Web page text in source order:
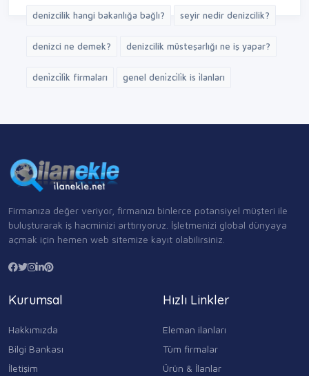
denizcilik hangi bakanlığa bağlı? seyir nedir denizcilik?
denizci ne demek? denizcilik müsteşarlığı ne iş yapar?
deni̇zci̇li̇k firmaları genel deni̇zci̇li̇k is i̇lanları
Firmanıza değer veriyor, firmanızı binlerce potansiyel müşteri ile
buluşturarak iş hacminizi arttırıyoruz. İşletmenizi global dünyaya
açmak için hemen web sitemize kayıt olabilirsiniz.
Kurumsal
Hakkımızda
Bilgi Bankası
İletişim
Hızlı Linkler
Eleman ilanları
Tüm firmalar
Ürün & İlanlar